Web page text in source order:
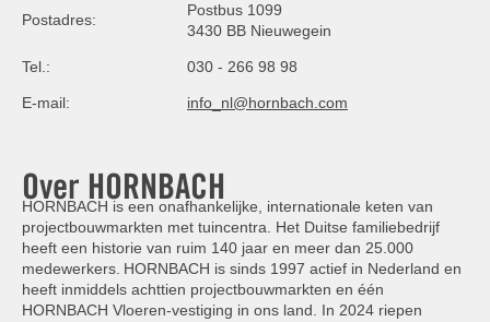
Postadres:
Postbus 1099
3430 BB Nieuwegein
Tel.: 030 - 266 98 98
E-mail: info_nl@hornbach.com
Over HORNBACH
HORNBACH is een onafhankelijke, internationale keten van
projectbouwmarkten met tuincentra. Het Duitse familiebedrijf
heeft een historie van ruim 140 jaar en meer dan 25.000
medewerkers. HORNBACH is sinds 1997 actief in Nederland en
heeft inmiddels achttien projectbouwmarkten en één
HORNBACH Vloeren-vestiging in ons land. In 2024 riepen